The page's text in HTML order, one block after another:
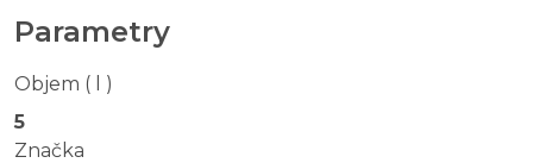
Parametry
Objem ( l )
5
Značka